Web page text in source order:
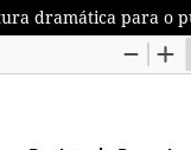
dramática para o